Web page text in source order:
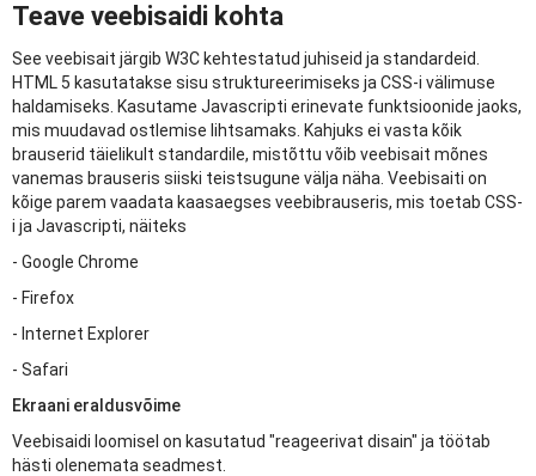
Teave veebisaidi kohta
See veebisait järgib W3C kehtestatud juhiseid ja standardeid.
HTML 5 kasutatakse sisu struktureerimiseks ja CSS-i välimuse
haldamiseks. Kasutame Javascripti erinevate funktsioonide jaoks,
mis muudavad ostlemise lihtsamaks. Kahjuks ei vasta kõik
brauserid täielikult standardile, mistõttu võib veebisait mõnes
vanemas brauseris siiski teistsugune välja näha. Veebisaiti on
kõige parem vaadata kaasaegses veebibrauseris, mis toetab CSS-
i ja Javascripti, näiteks
- Google Chrome
- Firefox
- Internet Explorer
- Safari
Ekraani eraldusvõime
Veebisaidi loomisel on kasutatud "reageerivat disain" ja töötab
hästi olenemata seadmest.